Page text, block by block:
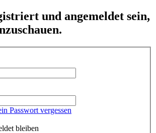
und angemeldet sein,
Passwort vergessen
bleiben